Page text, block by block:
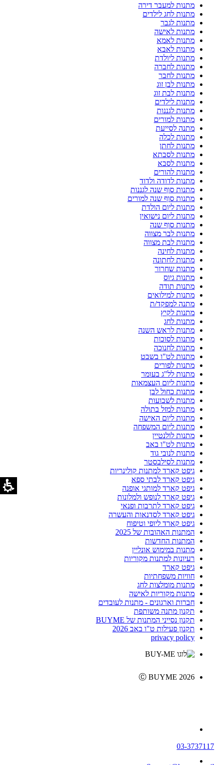
מתנות למעבר דירה
מתנות לחג לילדים
מתנות לגבר
מתנות לאישה
מתנות לאמא
מתנות לאבא
מתנות ליולדת
מתנות לחברה
מתנות לחבר
מתנות לבן זוג
מתנות לבת זוג
מתנות לילדים
מתנות לגננות
מתנות למורים
מתנה לסייעת
מתנות לכלה
מתנות לחתן
מתנות לסבתא
מתנות לסבא
מתנות להורים
מתנות לדודה ולדוד
מתנות סוף שנה לגננות
מתנות סוף שנה למורים
מתנות ליום הולדת
מתנות ליום נישואין
מתנות סוף שנה
מתנות לבר מצווה
מתנות לבת מצווה
מתנות לחינה
מתנות לחתונה
מתנות שחרור
מתנות גיוס
מתנות תודה
מתנות למילואים
מתנה למפקד/ת
מתנות לקיץ
מתנות לחג
מתנות לראש השנה
מתנות לסוכות
מתנות לחנוכה
מתנות לט"ו בשבט
מתנות לפורים
מתנות לל"ג בעומר
מתנות ליום העצמאות
מתנות כחול לבן
מתנות לשבועות
מתנות למזל בתולה
מתנות ליום האישה
מתנות ליום המשפחה
מתנות לולנטיין
מתנות לט"ו באב
מתנות לנובי גוד
מתנות לסילבסטר
גיפט קארד למתנות קולינריות
גיפט קארד לבתי ספא
גיפט קארד למותגי אופנה
גיפט קארד לנופש ולמלונות
גיפט קארד לתרבות ופנאי
גיפט קארד לסדנאות והעשרה
גיפט קארד ליופי וטיפוח
המתנות האהובות של 2025
המתנות החדשות
מתנות במימוש אונליין
רעיונות למתנות מקוריות
גיפט קארד
חוויות משפחתיות
מתנות מומלצות לחג
מתנות מקוריות לאישה
חברות וארגונים - מתנות לעובדים
תקנון מתנה משותפת
תקנון נסייני המתנות של BUYME
תקנון פעילות ט"ו באב 2026
privacy policy
Ⓒ BUYME 2026
03-3737117